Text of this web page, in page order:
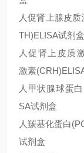
人促肾上腺皮质
TH)ELISA试剂盒
人促肾上皮质
激素
人甲状腺球蛋白
SA试剂盒
人羰基化蛋白
试剂盒